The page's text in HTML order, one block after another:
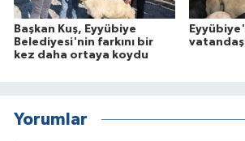
Başkan Kuş, Eyyübiye
Belediyesi'nin farkını bir
kez daha ortaya koydu
Yorumlar